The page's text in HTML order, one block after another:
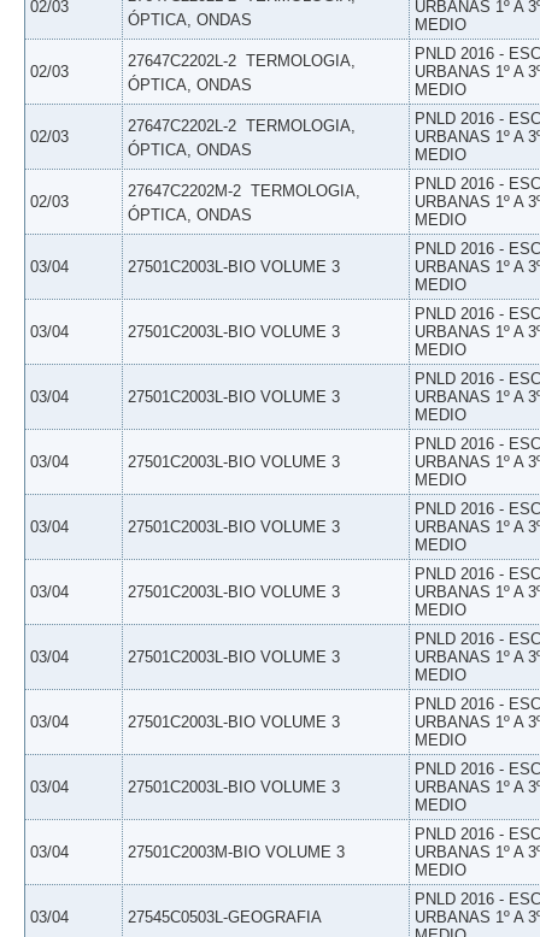
02/03
ÓPTICA, ONDAS
URBANAS 1º A
MEDIO
02/03
27647C2202L-2  TERMOLOGIA,
ÓPTICA, ONDAS
PNLD 2016 -
URBANAS 1º A
MEDIO
02/03
27647C2202L-2  TERMOLOGIA,
ÓPTICA, ONDAS
PNLD 2016 -
URBANAS 1º A
MEDIO
02/03
27647C2202M-2  TERMOLOGIA,
ÓPTICA, ONDAS
PNLD 2016 -
URBANAS 1º A
MEDIO
03/04 27501C2003L-BIO VOLUME 3
PNLD 2016 -
URBANAS 1º A
MEDIO
03/04 27501C2003L-BIO VOLUME 3
PNLD 2016 -
URBANAS 1º A
MEDIO
03/04 27501C2003L-BIO VOLUME 3
PNLD 2016 -
URBANAS 1º A
MEDIO
03/04 27501C2003L-BIO VOLUME 3
PNLD 2016 -
URBANAS 1º A
MEDIO
03/04 27501C2003L-BIO VOLUME 3
PNLD 2016 -
URBANAS 1º A
MEDIO
03/04 27501C2003L-BIO VOLUME 3
PNLD 2016 -
URBANAS 1º A
MEDIO
03/04 27501C2003L-BIO VOLUME 3
PNLD 2016 -
URBANAS 1º A
MEDIO
03/04 27501C2003L-BIO VOLUME 3
PNLD 2016 -
URBANAS 1º A
MEDIO
03/04 27501C2003L-BIO VOLUME 3
PNLD 2016 -
URBANAS 1º A
MEDIO
03/04 27501C2003M-BIO VOLUME 3
PNLD 2016 -
URBANAS 1º A
MEDIO
03/04 27545C0503L-GEOGRAFIA
PNLD 2016 -
URBANAS 1º A